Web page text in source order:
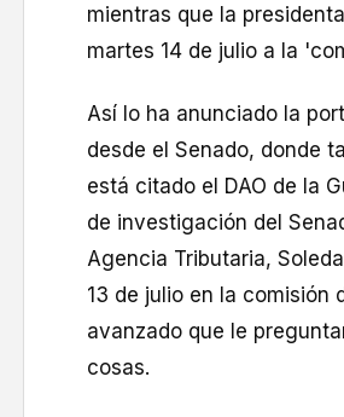
mientras que la
martes 14 de julio a la
Así lo ha anunciado la
desde el Senado, donde
está citado el DAO de la
de investigación del
Agencia Tributaria,
13 de julio en la comisión
avanzado que le
cosas.